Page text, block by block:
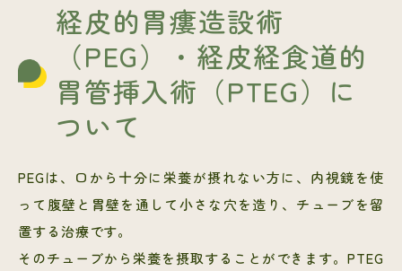
経皮的胃瘻造設術
（PEG）・経皮経食道的
胃管挿入術（PTEG）に
ついて
PEGは、口から十分に栄養が摂れない方に、内視鏡を使
って腹壁と胃壁を通して小さな穴を造り、チューブを留
置する治療です。
そのチューブから栄養を摂取することができます。PTEG